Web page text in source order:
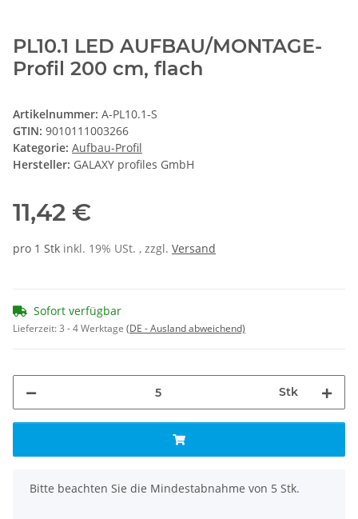
PL10.1 LED AUFBAU/MONTAGE-
Profil 200 cm, flach
Artikelnummer: A-PL10.1-S
GTIN: 9010111003266
Kategorie: Aufbau-Profil
Hersteller: GALAXY profiles GmbH
11,42 €
pro 1 Stk inkl. 19% USt. , zzgl. Versand
Sofort verfügbar
Lieferzeit:3 - 4 Werktage (DE - Ausland abweichend)
Stk
x
Bitte beachten Sie die Mindestabnahme von 5 Stk.